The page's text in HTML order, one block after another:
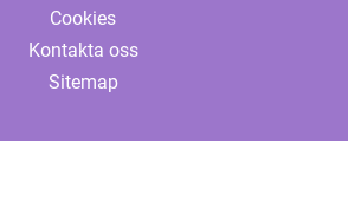
Cookies
Kontakta oss
Sitemap